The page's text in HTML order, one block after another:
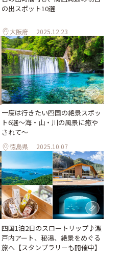
の出スポット10選
大阪府 2025.12.23
一度は行きたい四国の絶景スポッ
ト6選〜海・山・川の風景に癒や
されて〜
徳島県 2025.10.07
四国1泊2日のスロートリップ♪瀬
戸内アート、秘湯、絶景をめぐる
旅へ【スタンプラリーも開催中】